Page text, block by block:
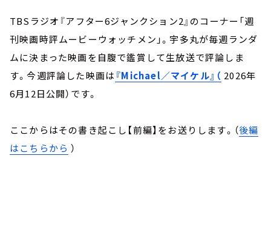
TBSラジオ『アフター6ジャンクション2』のコーナー「週
刊映画時評ムービーウォッチメン」。宇多丸が毎週ランダ
ムに決まった映画を自腹で鑑賞して生放送で評論しま
す。今週評論した映画は 『Michael／マイケル』（ 2026年
6月12日公開）です。
ここからはその書き起こし【前編】をお送りします。（後編
はこちらから ）